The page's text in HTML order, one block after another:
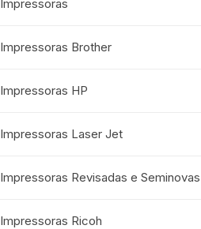
Impressoras
Impressoras Brother
Impressoras HP
Impressoras Laser Jet
Impressoras Revisadas e Seminovas
Impressoras Ricoh